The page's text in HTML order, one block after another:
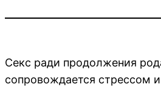
Секс ради продолжения
сопровождается стрессом